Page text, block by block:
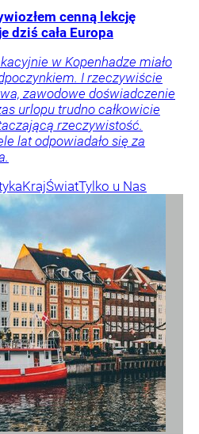
cenną lekcję
dziś cała Europa
w Kopenhadze miało
I rzeczywiście
zawodowe doświadczenie
urlopu trudno całkowicie
rzeczywistość.
lat odpowiadało się za
KrajŚwiatTylko u Nas